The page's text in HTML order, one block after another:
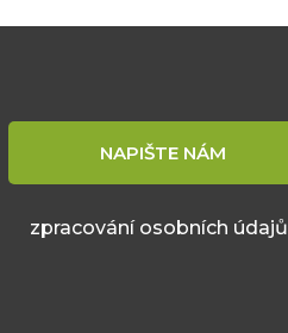
NAPIŠTE NÁM
zpracování osobních údajů